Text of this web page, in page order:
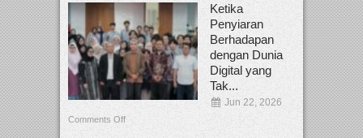
Ketika
Penyiaran
Berhadapan
dengan Dunia
Digital yang
Tak...
Jun 22, 2026
Comments Off